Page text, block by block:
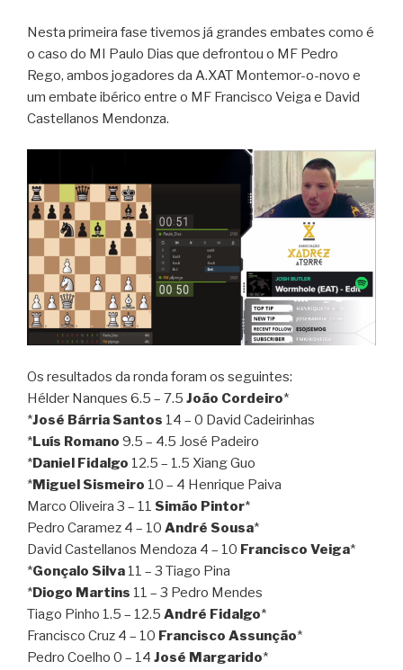
Nesta primeira fase tivemos já grandes embates como é
o caso do MI Paulo Dias que defrontou o MF Pedro
Rego, ambos jogadores da A.XAT Montemor-o-novo e
um embate ibérico entre o MF Francisco Veiga e David
Castellanos Mendonza.
Os resultados da ronda foram os seguintes:
Hélder Nanques 6.5 – 7.5 João Cordeiro*
*José Bárria Santos 14 – 0 David Cadeirinhas
*Luís Romano 9.5 – 4.5 José Padeiro
*Daniel Fidalgo 12.5 – 1.5 Xiang Guo
*Miguel Sismeiro 10 – 4 Henrique Paiva
Marco Oliveira 3 – 11 Simão Pintor*
Pedro Caramez 4 – 10 André Sousa*
David Castellanos Mendoza 4 – 10 Francisco Veiga*
*Gonçalo Silva 11 – 3 Tiago Pina
*Diogo Martins 11 – 3 Pedro Mendes
Tiago Pinho 1.5 – 12.5 André Fidalgo*
Francisco Cruz 4 – 10 Francisco Assunção*
Pedro Coelho 0 – 14 José Margarido*